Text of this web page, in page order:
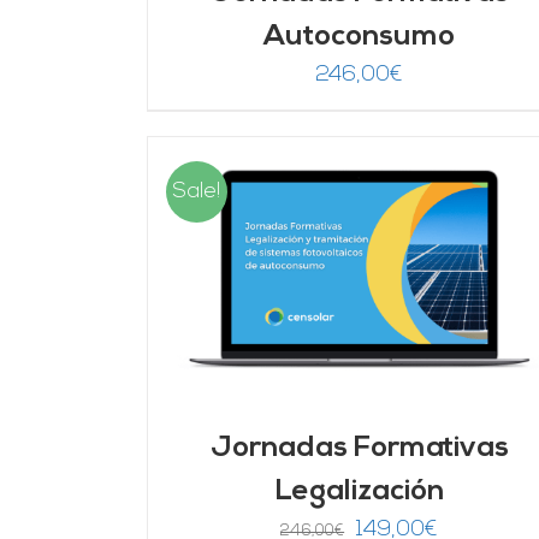
Autoconsumo
246,00€
Sale!
Jornadas Formativas
Legalización
246,00€
El
149,00€
AÑADIR AL CARRITO / DETALLES